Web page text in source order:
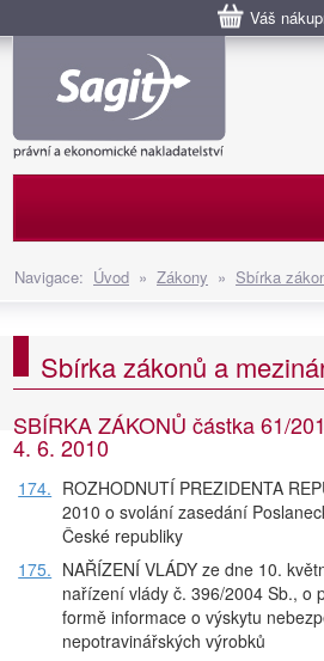
Váš
Navigace: Úvod » Zákony » Sbírka
Sbírka zákonů a
SBÍRKA ZÁKONŮ částka 61/
4. 6. 2010
174. ROZHODNUTÍ PREZIDENTA
2010 o svolání zasedání
České republiky
175. NAŘÍZENÍ VLÁDY ze dne 10.
nařízení vlády č. 396/2004 Sb., o
formě informace o výskytu
nepotravinářských výrobků